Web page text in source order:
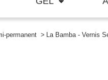
permanent La Bamba - Vernis